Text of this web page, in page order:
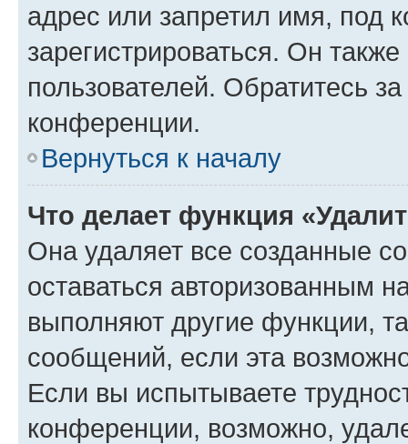
адрес или запретил имя, под
зарегистрироваться. Он
пользователей. Обратитесь
конференции.
Вернуться к началу
Что делает функция
Она удаляет все созданные
оставаться авторизованным
выполняют другие функции,
сообщений, если эта
Если вы испытываете
конференции, возможно,